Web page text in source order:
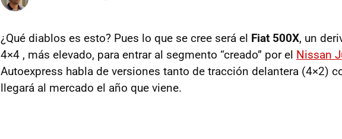
¿Qué diablos es esto? Pues lo que se cree será el Fiat 500X, un
4×4 , más elevado, para entrar al segmento “creado” por el Nissan
Autoexpress habla de versiones tanto de tracción delantera (4×2)
llegará al mercado el año que viene.